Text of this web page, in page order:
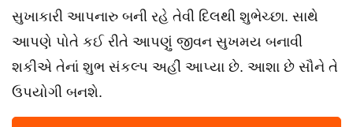
સુખાકારી આપનારુ બની રહે તેવી દિલથી શુભેચ્છા. સાથે
આપણે પોતે કઈ રીતે આપણું જીવન સુખમય બનાવી
શકીએ તેનાં શુભ સંકલ્પ અહીં આપ્યા છે. આશા છે સૌને તે
ઉપયોગી બનશે.